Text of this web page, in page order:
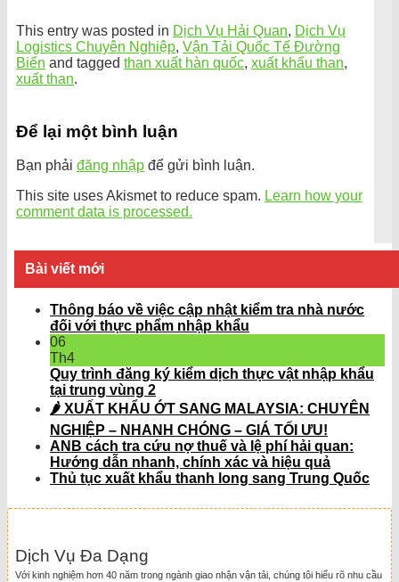
This entry was posted in Dịch Vụ Hải Quan, Dịch Vụ
Logistics Chuyên Nghiệp, Vận Tải Quốc Tế Đường
Biển and tagged than xuất hàn quốc, xuất khẩu than,
xuất than.
Để lại một bình luận
Bạn phải đăng nhập để gửi bình luận.
This site uses Akismet to reduce spam. Learn how your
comment data is processed.
Bài viết mới
Thông báo về việc cập nhật kiểm tra nhà nước
đối với thực phẩm nhập khẩu
06
Th4
Quy trình đăng ký kiểm dịch thực vật nhập khẩu
tại trung vùng 2
🌶️ XUẤT KHẨU ỚT SANG MALAYSIA: CHUYÊN
NGHIỆP – NHANH CHÓNG – GIÁ TỐI ƯU!
ANB cách tra cứu nợ thuế và lệ phí hải quan:
Hướng dẫn nhanh, chính xác và hiệu quả
Thủ tục xuất khẩu thanh long sang Trung Quốc
Dịch Vụ Đa Dạng
Với kinh nghiệm hơn 40 năm trong ngành giao nhận vận tải, chúng tôi hiểu rõ nhu cầu